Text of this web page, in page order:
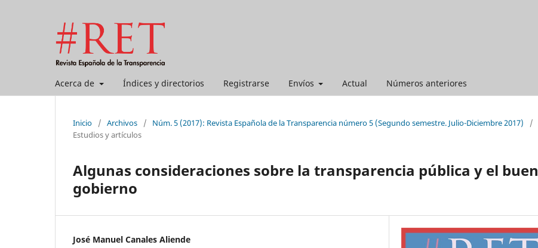
Acerca de Índices y directorios Registrarse Envíos Actual Números anteriores
Inicio / Archivos / Núm. 5 (2017): Revista Española de la Transparencia número 5 (Segundo semestre. Julio-Diciembre 2017)
/
Estudios y artículos
Algunas consideraciones sobre la transparencia pública y el buen
gobierno
José Manuel Canales Aliende